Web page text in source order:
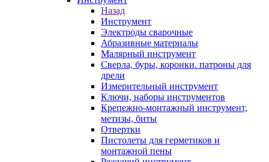
Назад
Инструмент
Электроды сварочные
Абразивные материалы
Малярный инструмент
Сверла, буры, коронки. патроны для
дрели
Измерительный инструмент
Ключи, наборы инструментов
Крепежно-монтажный инструмент,
метизы, биты
Отвертки
Пистолеты для герметиков и
монтажной пены